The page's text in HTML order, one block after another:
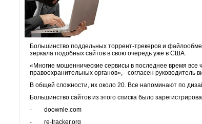
Большинство поддельных торрент-трекеров и
зеркала подобных сайтов в свою очередь уже в США.
«Многие мошеннические сервисы в последнее время все
правоохранительных органов», - согласен руководитель
В общей сложности, их около 20. Все напоминают по
Большинство сайтов из этого списка было
- doownle.com
- re-tracker.org